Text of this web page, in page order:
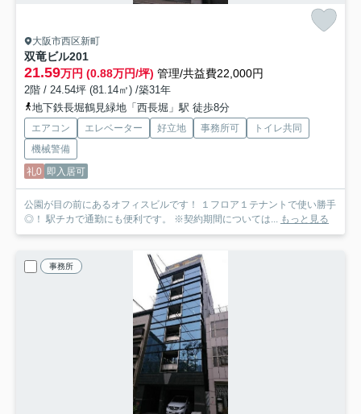
大阪市西区新町
双竜ビル201
21.59万円 (0.88万円/坪) 管理/共益費22,000円
2階 / 24.54坪 (81.14㎡) /築31年
地下鉄長堀鶴見緑地「西長堀」駅 徒歩8分
エアコン エレベーター 好立地 事務所可
トイレ共同
機械警備
礼0 即入居可
公園が目の前にあるオフィスビルです！ １フロア１テナントで使い勝手
◎！ 駅チカで通勤にも便利です。 ※契約期間については... もっと見る
事務所